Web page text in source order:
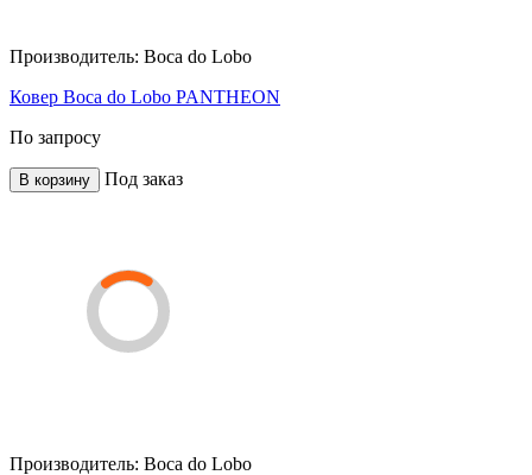
Производитель: Boca do Lobo
Ковер Boca do Lobo PANTHEON
По запросу
В корзину Под заказ
Производитель: Boca do Lobo